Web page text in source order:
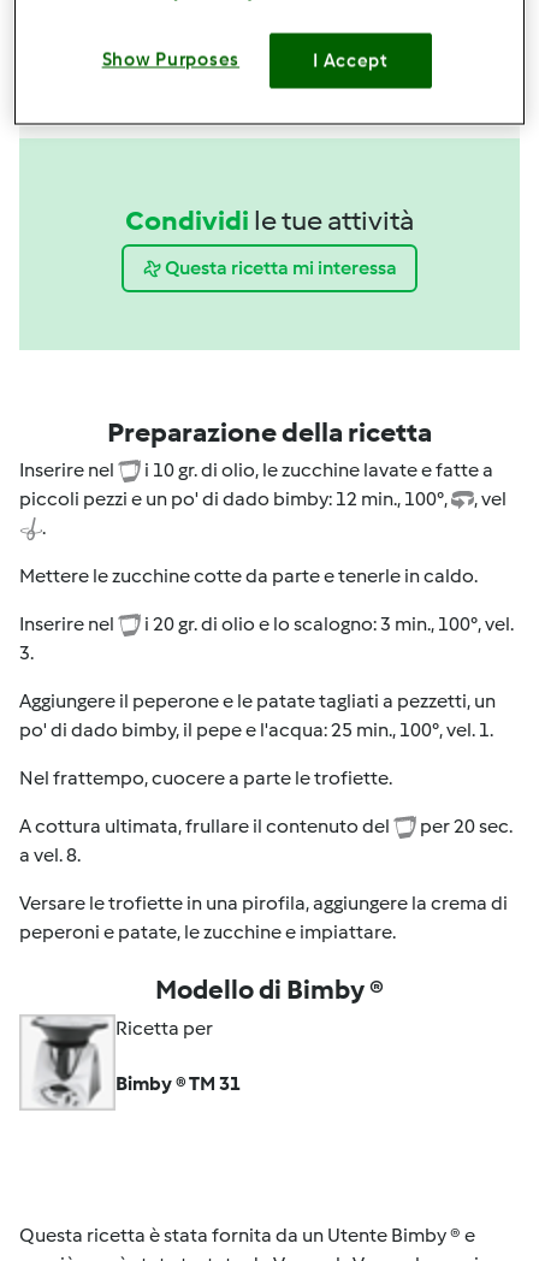
acquista
Condividi le tue attività
Questa ricetta mi interessa
Preparazione della ricetta
Inserire nel
i 10 gr. di olio, le zucchine lavate e fatte a
piccoli pezzi e un po' di dado bimby: 12 min., 100°,
, vel
.
Mettere le zucchine cotte da parte e tenerle in caldo.
Inserire nel
i 20 gr. di olio e lo scalogno: 3 min., 100°, vel.
3.
Aggiungere il peperone e le patate tagliati a pezzetti, un
po' di dado bimby, il pepe e l'acqua: 25 min., 100°, vel. 1.
Nel frattempo, cuocere a parte le trofiette.
A cottura ultimata, frullare il contenuto del
per 20 sec.
a vel. 8.
Versare le trofiette in una pirofila, aggiungere la crema di
peperoni e patate, le zucchine e impiattare.
Modello di Bimby ®
Ricetta per
Bimby ® TM 31
Questa ricetta è stata fornita da un Utente Bimby ® e
Show Purposes I Accept